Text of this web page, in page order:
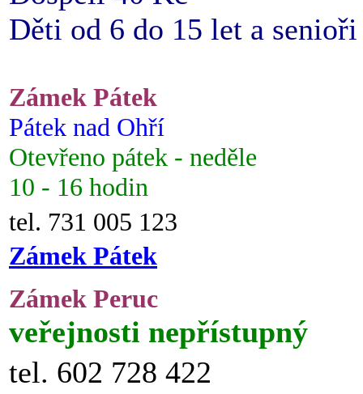
Děti od 6 do 15 let a
Zámek Pátek
Pátek nad Ohří
Otevřeno pátek - neděle
10 - 16 hodin
tel. 731 005 123
Zámek Pátek
Zámek Peruc
veřejnosti nepřístupný
tel. 602 728 422